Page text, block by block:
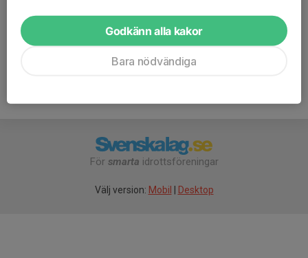
För smarta idrottsföreningar
Välj version: Mobil Desktop
Godkänn alla kakor
Bara nödvändiga